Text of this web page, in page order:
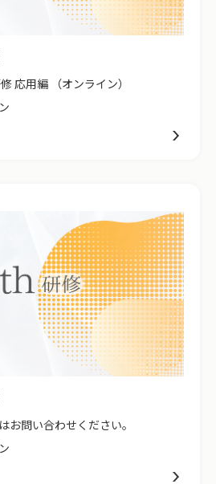
応用編 （オンライン）
お問い合わせください。